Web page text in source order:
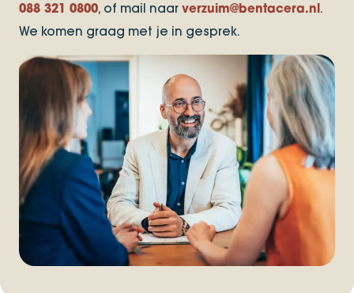
088 321 0800, of mail naar verzuim@bentacera.nl.
We komen graag met je in gesprek.